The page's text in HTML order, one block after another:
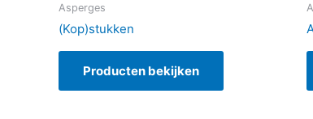
Asperges
(Kop)stukken
Producten bekijken